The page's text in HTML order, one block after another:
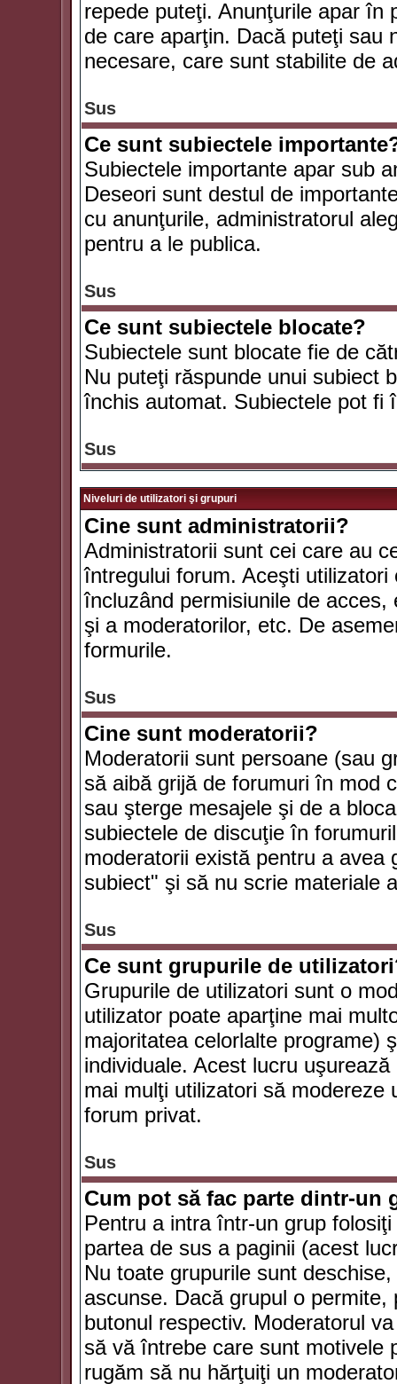
repede puteţi. Anunţurile apar în
de care aparţin. Dacă puteţi sau
necesare, care sunt stabilite de
Sus
Ce sunt subiectele
Subiectele importante apar sub
Deseori sunt destul de
cu anunţurile, administratorul
pentru a le publica.
Sus
Ce sunt subiectele blocate?
Subiectele sunt blocate fie de
Nu puteţi răspunde unui subiect
închis automat. Subiectele pot fi
Sus
Niveluri de utilizatori şi grupuri
Cine sunt administratorii?
Administratorii sunt cei care au
întregului forum. Aceşti
încluzând permisiunile de
şi a moderatorilor, etc. De
formurile.
Sus
Cine sunt moderatorii?
Moderatorii sunt persoane (sau
să aibă grijă de forumuri în mod
sau şterge mesajele şi de a
subiectele de discuţie în
moderatorii există pentru a avea
subiect" şi să nu scrie materiale
Sus
Ce sunt grupurile de
Grupurile de utilizatori sunt o
utilizator poate aparţine mai
majoritatea celorlalte programe)
individuale. Acest lucru
mai mulţi utilizatori să
forum privat.
Sus
Cum pot să fac parte dintr-un
Pentru a intra într-un grup
partea de sus a paginii (acest
Nu toate grupurile sunt
ascunse. Dacă grupul o
butonul respectiv. Moderatorul
să vă întrebe care sunt motivele
rugăm să nu hărţuiţi un